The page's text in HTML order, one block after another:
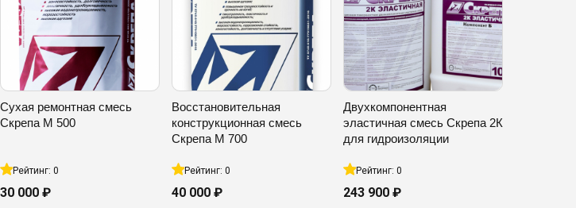
Сухая ремонтная смесь
Скрепа М 500
Рейтинг: 0
30 000 ₽
Восстановительная
конструкционная смесь
Скрепа М 700
Рейтинг: 0
40 000 ₽
Двухкомпонентная
эластичная смесь Скрепа 2К
для гидроизоляции
Рейтинг: 0
243 900 ₽